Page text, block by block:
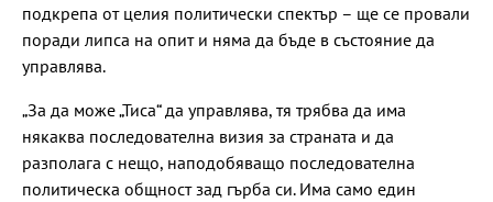
подкрепа от целия политически спектър – ще се провали
поради липса на опит и няма да бъде в състояние да
управлява.
„За да може „Тиса“ да управлява, тя трябва да има
някаква последователна визия за страната и да
разполага с нещо, наподобяващо последователна
политическа общност зад гърба си. Има само един